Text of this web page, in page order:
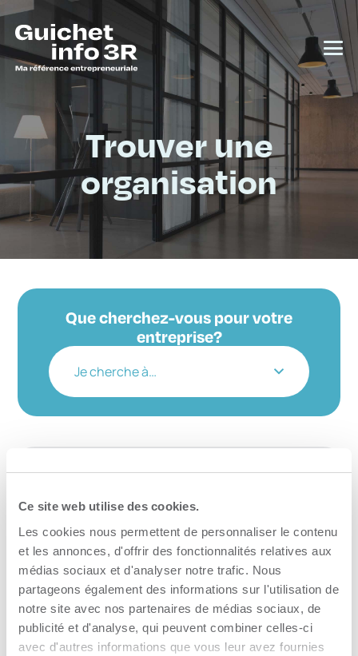
Ce site web utilise des cookies.
Les cookies nous permettent de personnaliser le contenu
et les annonces, d'offrir des fonctionnalités relatives aux
médias sociaux et d'analyser notre trafic. Nous
partageons également des informations sur l'utilisation de
notre site avec nos partenaires de médias sociaux, de
publicité et d'analyse, qui peuvent combiner celles-ci
avec d'autres informations que vous leur avez fournies
Trouver une
organisation
Que cherchez-vous pour votre
entreprise?
Je cherche à…
MIFI – Ministère de
l’Immmigration, de la
Francisation et de
l’Intégration
Francisation en entreprise
Consulter le site Web